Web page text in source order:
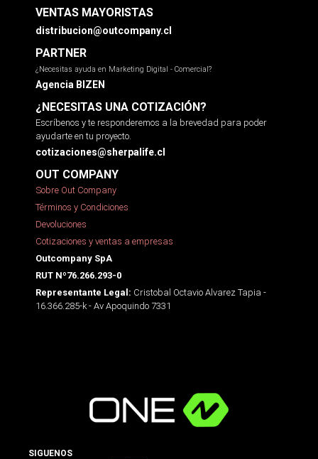
VENTAS MAYORISTAS
distribucion@outcompany.cl
PARTNER
¿Necesitas ayuda en Marketing Digital - Comercial?
Agencia BIZEN
¿NECESITAS UNA COTIZACIÓN?
Escríbenos y te responderemos a la brevedad para poder
ayudarte en tu proyecto.
cotizaciones@sherpalife.cl
OUT COMPANY
Sobre Out Company
Términos y Condiciones
Devoluciones
Cotizaciones y ventas a empresas
Outcompany SpA
RUT Nº76.266.293-0
Representante Legal: Cristobal Octavio Alvarez Tapia -
16.366.285-k - Av Apoquindo 7331
SIGUENOS